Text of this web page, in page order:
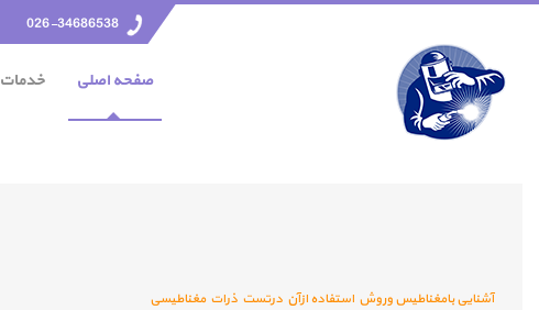
026-34686538
صفحه اصلي خدمات
آشنایی بامغناطیس وروش استفاده ازآن درتست ذرات مغناطیسی